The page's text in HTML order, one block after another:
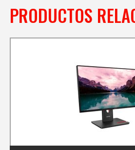
PRODUCTOS